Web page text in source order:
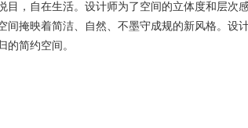
目，自在生活。设计师为了空间的立体度和层次
间掩映着简洁、自然、不墨守成规的新风格。设
的简约空间。